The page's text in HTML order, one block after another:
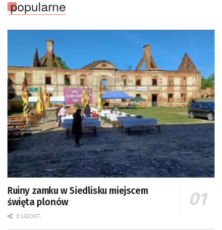
popularne
Ruiny zamku w Siedlisku miejscem
święta plonów
0 UDOST.